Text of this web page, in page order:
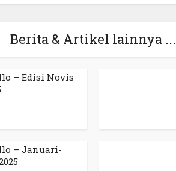
Berita & Artikel lainnya ...
– Edisi Novis
– Januari-